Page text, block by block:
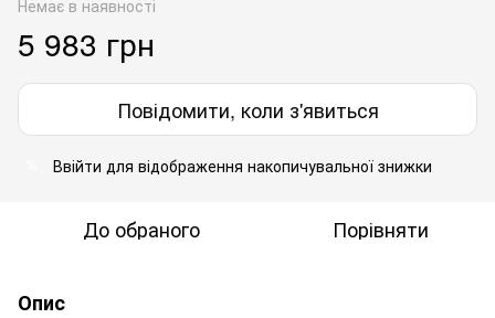
Немає в наявності
5 983 грн
Повідомити, коли з'явиться
Ввійти для відображення накопичувальної знижки
До обраного Порівняти
Опис